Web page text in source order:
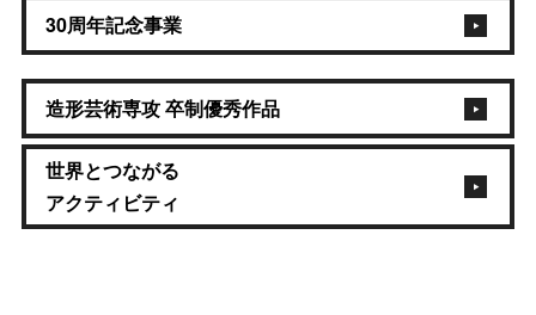
30周年記念事業
造形芸術専攻 卒制優秀作品
世界とつながる
アクティビティ